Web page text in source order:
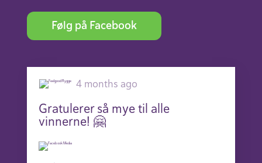
Følg på Facebook
4 months ago
Gratulerer så mye til alle
vinnerne! 🤗